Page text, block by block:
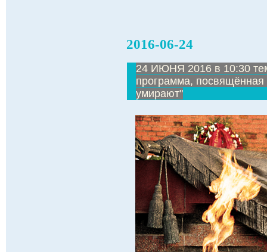
2016-06-24
24 ИЮНЯ 2016 в 10:30
программа,
умирают"